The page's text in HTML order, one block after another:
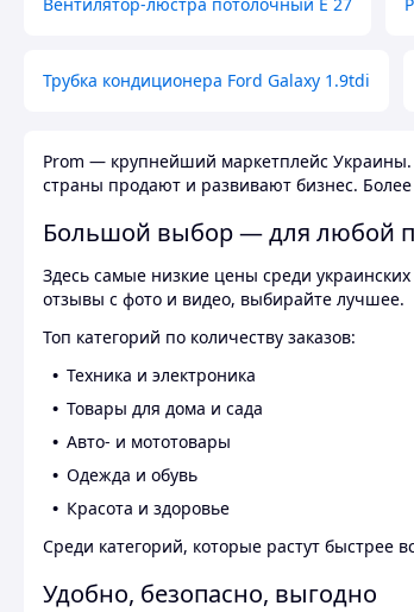
Вентилятор-люстра потолочный E 27
Трубка кондиционера Ford Galaxy 1.9tdi
Prom — крупнейший маркетплейс Украины.
страны продают и развивают бизнес.
Большой выбор — для любой
Здесь самые низкие цены среди
отзывы с фото и видео, выбирайте лучшее.
Топ категорий по количеству заказов:
Техника и электроника
Товары для дома и сада
Авто- и мототовары
Одежда и обувь
Красота и здоровье
Среди категорий, которые растут быстрее
Удобно, безопасно, выгодно